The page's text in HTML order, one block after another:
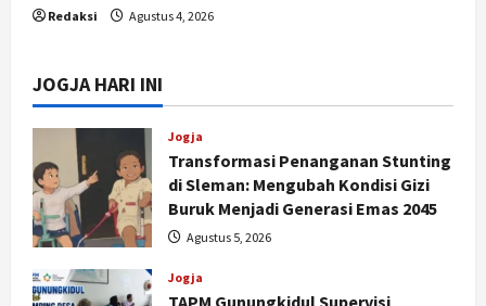
Redaksi Agustus 4, 2026
JOGJA HARI INI
Jogja
Transformasi Penanganan Stunting
di Sleman: Mengubah Kondisi Gizi
Buruk Menjadi Generasi Emas 2045
Agustus 5, 2026
Jogja